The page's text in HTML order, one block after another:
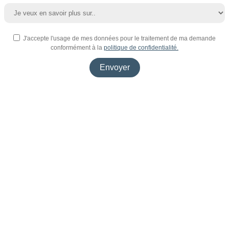
J'accepte l'usage de mes données pour le traitement de ma demande
conformément à la politique de confidentialité.
Envoyer